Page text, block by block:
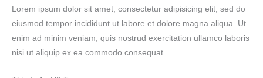
Lorem ipsum dolor sit amet, consectetur adipisicing elit, sed do
eiusmod tempor incididunt ut labore et dolore magna aliqua. Ut
enim ad minim veniam, quis nostrud exercitation ullamco laboris
nisi ut aliquip ex ea commodo consequat.